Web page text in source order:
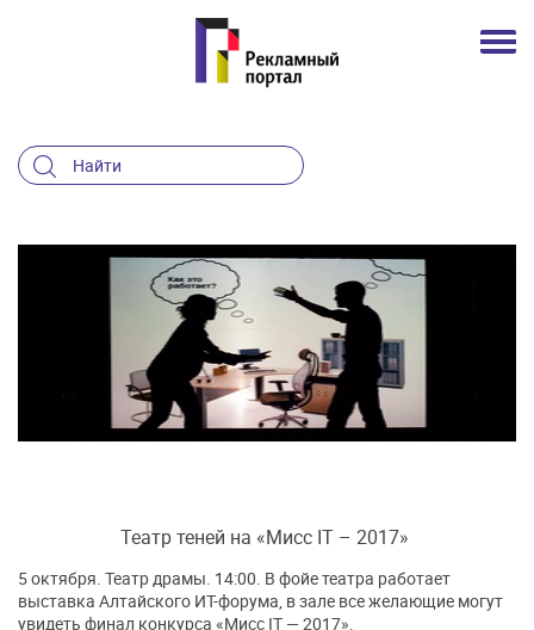
Театр теней на «Мисс IT – 2017»
5 октября. Театр драмы. 14:00. В фойе театра работает
выставка Алтайского ИТ-форума, в зале все желающие могут
увидеть финал конкурса «Мисс IT — 2017».